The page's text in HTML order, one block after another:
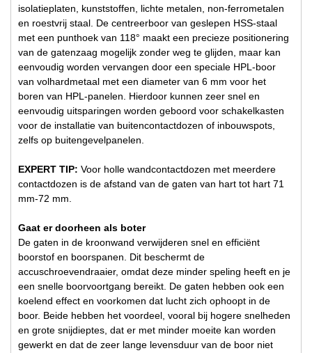
isolatieplaten, kunststoffen, lichte metalen, non-ferrometalen
en roestvrij staal. De centreerboor van geslepen HSS-staal
met een punthoek van 118° maakt een precieze positionering
van de gatenzaag mogelijk zonder weg te glijden, maar kan
eenvoudig worden vervangen door een speciale HPL-boor
van volhardmetaal met een diameter van 6 mm voor het
boren van HPL-panelen. Hierdoor kunnen zeer snel en
eenvoudig uitsparingen worden geboord voor schakelkasten
voor de installatie van buitencontactdozen of inbouwspots,
zelfs op buitengevelpanelen.
EXPERT TIP: Voor holle wandcontactdozen met meerdere
contactdozen is de afstand van de gaten van hart tot hart 71
mm-72 mm.
Gaat er doorheen als boter
De gaten in de kroonwand verwijderen snel en efficiënt
boorstof en boorspanen. Dit beschermt de
accuschroevendraaier, omdat deze minder speling heeft en je
een snelle boorvoortgang bereikt. De gaten hebben ook een
koelend effect en voorkomen dat lucht zich ophoopt in de
boor. Beide hebben het voordeel, vooral bij hogere snelheden
en grote snijdieptes, dat er met minder moeite kan worden
gewerkt en dat de zeer lange levensduur van de boor niet